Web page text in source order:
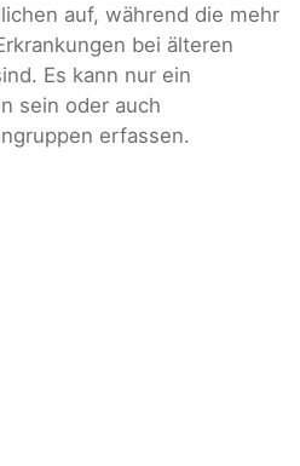
auf, während die mehr
bei älteren
Es kann nur ein
sein oder auch
erfassen.